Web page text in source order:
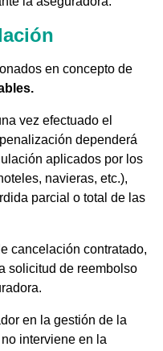
en concepto de
vez efectuado el
dependerá
aplicados por los
navieras, etc.),
parcial o total de las
cancelación contratado,
solicitud de reembolso
en la gestión de la
interviene en la